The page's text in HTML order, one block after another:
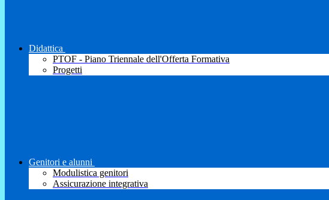
Didattica
PTOF - Piano Triennale dell'Offerta Formativa
Progetti
Genitori e alunni
Modulistica genitori
Assicurazione integrativa